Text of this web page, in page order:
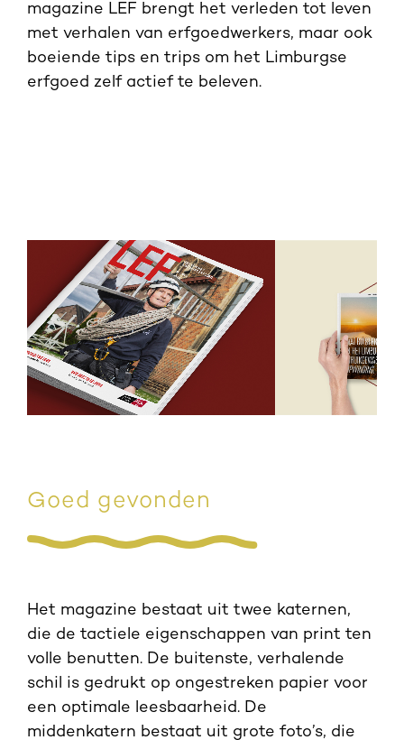
magazine LEF brengt het verleden tot leven
met verhalen van erfgoedwerkers, maar ook
boeiende tips en trips om het Limburgse
erfgoed zelf actief te beleven.
Goed gevonden
Het magazine bestaat uit twee katernen,
die de tactiele eigenschappen van print ten
volle benutten. De buitenste, verhalende
schil is gedrukt op ongestreken papier voor
een optimale leesbaarheid. De
middenkatern bestaat uit grote foto’s, die